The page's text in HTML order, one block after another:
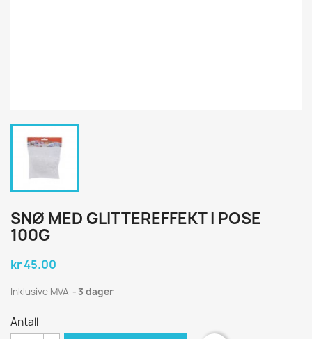
SNØ MED GLITTEREFFEKT I POSE
100G
kr 45.00
Inklusive MVA 3 dager
Antall